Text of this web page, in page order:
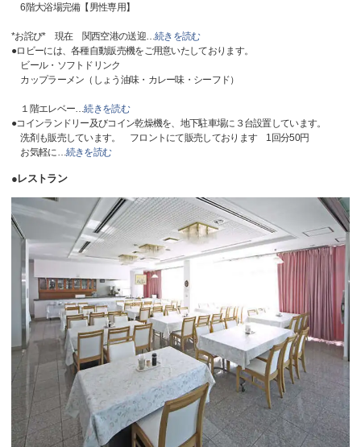
6階大浴場完備【男性専用】
*お詫び* 現在 関西空港の送迎…続きを読む
●ロビーには、各種自動販売機をご用意いたしております。
ビール・ソフトドリンク
カップラーメン（しょう油味・カレー味・シーフド）
１階エレベー…続きを読む
●コインランドリー及びコイン乾燥機を、地下駐車場に３台設置しています。
洗剤も販売しています。 フロントにて販売しております 1回分50円
お気軽に…続きを読む
●レストラン